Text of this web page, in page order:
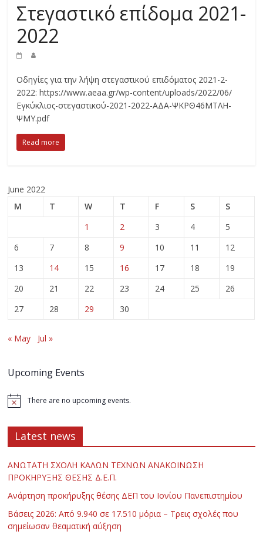
Στεγαστικό επίδομα 2021-
2022
Οδηγίες για την λήψη στεγαστικού επιδόματος 2021-2-
2022: https://www.aeaa.gr/wp-content/uploads/2022/06/
Εγκύκλιος-στεγαστικού-2021-2022-ΑΔΑ-ΨΚΡΘ46ΜΤΛΗ-
ΨΜΥ.pdf
Read more
June 2022
M
T W T F S
S
1
2 3 4
5
6
7 8 9 10 11
12
13
14 15 16 17 18
19
20
21 22 23 24 25
26
27
28 29 30
« May Jul »
Upcoming Events
There are no upcoming events.
Latest news
ΑΝΩΤΑΤΗ ΣΧΟΛΗ ΚΑΛΩΝ ΤΕΧΝΩΝ ΑΝΑΚΟΙΝΩΣΗ
ΠΡΟΚΗΡΥΞΗΣ ΘΕΣΗΣ Δ.Ε.Π.
Ανάρτηση προκήρυξης θέσης ΔΕΠ του Ιονίου Πανεπιστημίου
Βάσεις 2026: Από 9.940 σε 17.510 μόρια – Τρεις σχολές που
σημείωσαν θεαματική αύξηση